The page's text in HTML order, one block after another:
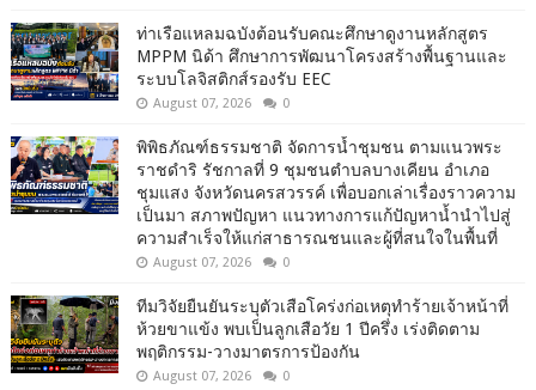
ท่าเรือแหลมฉบังต้อนรับคณะศึกษาดูงานหลักสูตร
MPPM นิด้า ศึกษาการพัฒนาโครงสร้างพื้นฐานและ
ระบบโลจิสติกส์รองรับ EEC
August 07, 2026 0
พิพิธภัณฑ์ธรรมชาติ จัดการน้ำชุมชน ตามแนวพระ
ราชดำริ รัชกาลที่ 9 ชุมชนตำบลบางเคียน อำเภอ
ชุมแสง จังหวัดนครสวรรค์ เพื่อบอกเล่าเรื่องราวความ
เป็นมา สภาพปัญหา แนวทางการแก้ปัญหาน้ำนำไปสู่
ความสำเร็จให้แก่สาธารณชนและผู้ที่สนใจในพื้นที่
August 07, 2026 0
ทีมวิจัยยืนยันระบุตัวเสือโคร่งก่อเหตุทำร้ายเจ้าหน้าที่
ห้วยขาแข้ง พบเป็นลูกเสือวัย 1 ปีครึ่ง เร่งติดตาม
พฤติกรรม-วางมาตรการป้องกัน
August 07, 2026 0